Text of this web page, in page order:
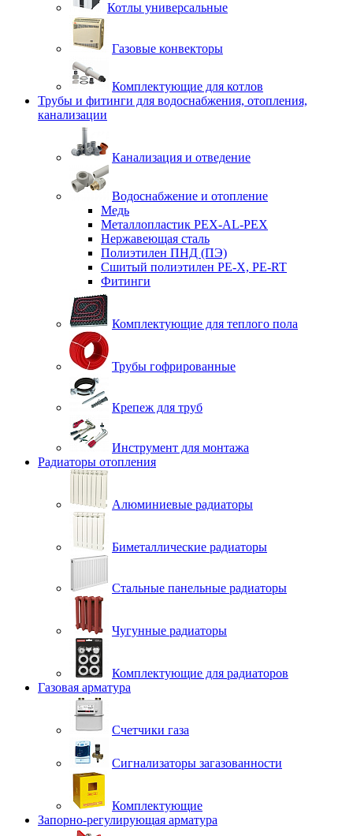
Котлы универсальные
Газовые конвекторы
Комплектующие для котлов
Трубы и фитинги для водоснабжения, отопления,
канализации
Канализация и отведение
Водоснабжение и отопление
Медь
Металлопластик PEX-AL-PEX
Нержавеющая сталь
Полиэтилен ПНД (ПЭ)
Сшитый полиэтилен PE-X, PE-RT
Фитинги
Комплектующие для теплого пола
Трубы гофрированные
Крепеж для труб
Инструмент для монтажа
Радиаторы отопления
Алюминиевые радиаторы
Биметаллические радиаторы
Стальные панельные радиаторы
Чугунные радиаторы
Комплектующие для радиаторов
Газовая арматура
Счетчики газа
Сигнализаторы загазованности
Комплектующие
Запорно-регулирующая арматура